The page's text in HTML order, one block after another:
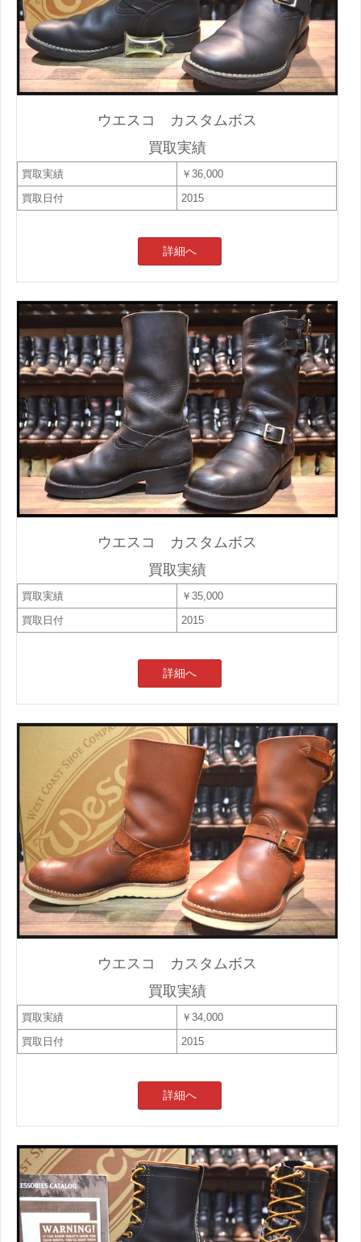
ウエスコ カスタムボス
買取実績
買取実績
￥36,000
買取日付
2015
詳細へ
ウエスコ カスタムボス
買取実績
買取実績
￥35,000
買取日付
2015
詳細へ
ウエスコ カスタムボス
買取実績
買取実績
￥34,000
買取日付
2015
詳細へ